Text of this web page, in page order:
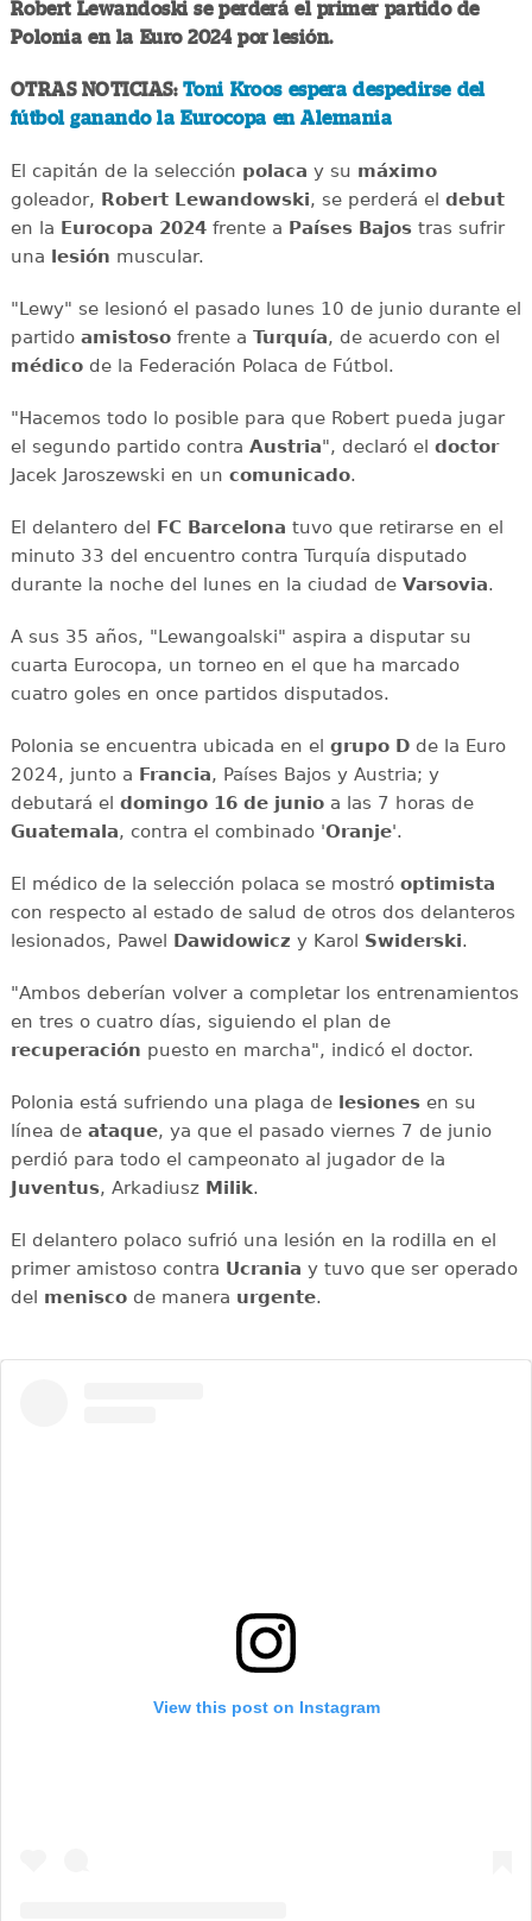
Robert Lewandoski se perderá el primer partido de
Polonia en la Euro 2024 por lesión.
OTRAS NOTICIAS: Toni Kroos espera despedirse del
fútbol ganando la Eurocopa en Alemania
El capitán de la selección polaca y su máximo
goleador, Robert Lewandowski, se perderá el debut
en la Eurocopa 2024 frente a Países Bajostras sufrir
una lesión muscular.
"Lewy" se lesionó el pasado lunes 10 de junio durante el
partido amistosofrente a Turquía, de acuerdo con el
médicode la Federación Polaca de Fútbol.
"Hacemos todo lo posible para que Robert pueda jugar
el segundo partido contra Austria", declaró el doctor
Jacek Jaroszewski en un comunicado.
El delantero del FC Barcelona tuvo que retirarse en el
minuto 33 del encuentro contra Turquía disputado
durante la noche del lunes en la ciudad de Varsovia.
A sus 35 años, "Lewangoalski" aspira a disputar su
cuarta Eurocopa, un torneo en el que ha marcado
cuatro goles en once partidos disputados.
Polonia se encuentra ubicada en el grupo Dde la Euro
2024, junto a Francia, Países Bajos y Austria; y
debutará el domingo 16 de junioa las 7 horas de
Guatemala, contra el combinado 'Oranje'.
El médico de la selección polaca se mostró optimista
con respecto al estado de salud de otros dos delanteros
lesionados, Pawel Dawidowicz y Karol Swiderski.
"Ambos deberían volver a completar los entrenamientos
en tres o cuatro días, siguiendo el plan de
recuperación puesto en marcha", indicó el doctor.
Polonia está sufriendo una plaga de lesionesen su
línea de ataque, ya que el pasado viernes 7 de junio
perdió para todo el campeonato al jugador de la
Juventus, Arkadiusz Milik.
El delantero polaco sufrió una lesión en la rodilla en el
primer amistoso contra Ucrania y tuvo que ser operado
del meniscode manera urgente.
View this post on Instagram